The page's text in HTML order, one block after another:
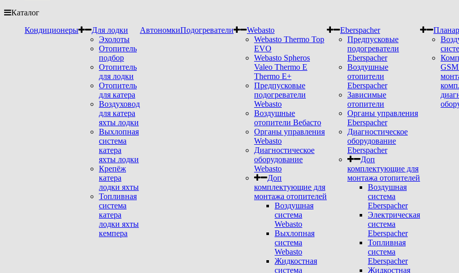
Каталог
Кондиционеры
Для лодки
Эхолоты
Отопитель
подбор
Отопитель
для лодки
Отопитель
для катера
Воздуховод
для катера
яхты лодки
Выхлопная
система
катера
яхты лодки
Крепёж
катера
лодки яхты
Топливная
система
катера
лодки яхты
кемпера
АвтономкиПодогреватели
Webasto
Webasto Thermo Top
EVO
Webasto Spheros
Valeo Thermo E
Thermo E+
Предпусковые
подогреватели
Webasto
Воздушные
отопители Вебасто
Органы управления
Webasto
Диагностическое
оборудование
Webasto
Доп
комплектующие для
монтажа отопителей
Воздушная
система
Webasto
Выхлопная
система
Webasto
Жидкостная
система
Eberspacher
Предпусковые
подогреватели
Eberspacher
Воздушные
отопители
Eberspacher
Зависимые
отопители
Органы управления
Eberspacher
Диагностическое
оборудование
Eberspacher
Доп
комплектующие для
монтажа отопителей
Воздушная
система
Eberspacher
Электрическая
система
Eberspacher
Топливная
система
Eberspacher
Жидкостная
Планар